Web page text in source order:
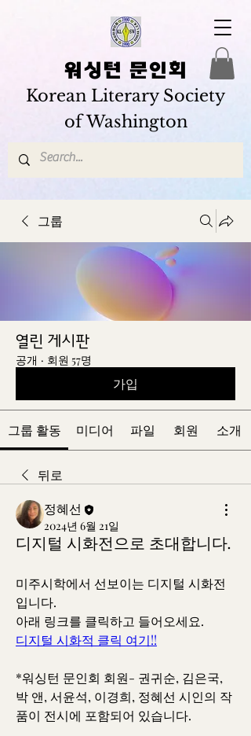
워싱턴 문인회
Korean Literary Society
of Washington
그룹
열린 게시판
공개 · 회원 57명
가입
그룹 활동 미디어 파일 회원 소개
뒤로
정혜선
2024년 6월 21일
디지털 시화전으로 초대합니다.
미주시학에서 선보이는 디지털 시화전
입니다.
아래 링크를 클릭하고 들어오세요.
디지털 시화적 클릭 여기!!
*워싱턴 문인회 회원- 권귀순, 김은국,
박 앤, 서윤석, 이경희, 정혜선 시인의 작
품이 전시에 포함되어 있습니다.